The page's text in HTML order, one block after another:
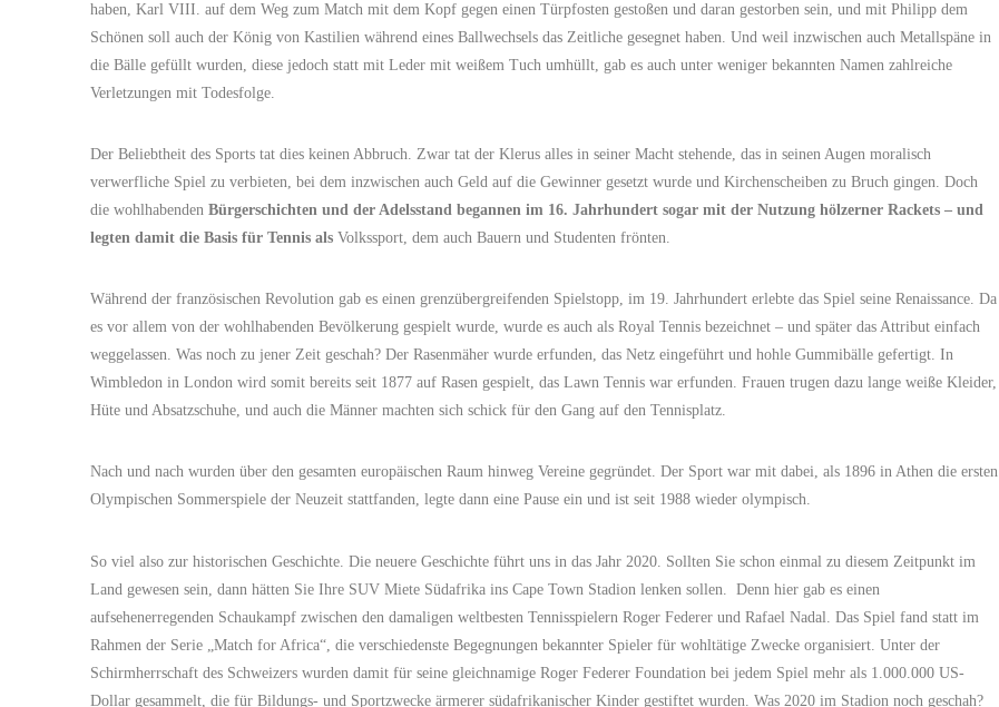
haben, Karl VIII. auf dem Weg zum Match mit dem Kopf gegen einen Türpfosten gestoßen und daran gestorben sein, und mit Philipp dem
Schönen soll auch der König von Kastilien während eines Ballwechsels das Zeitliche gesegnet haben. Und weil inzwischen auch Metallspäne in
die Bälle gefüllt wurden, diese jedoch statt mit Leder mit weißem Tuch umhüllt, gab es auch unter weniger bekannten Namen zahlreiche
Verletzungen mit Todesfolge.
Der Beliebtheit des Sports tat dies keinen Abbruch. Zwar tat der Klerus alles in seiner Macht stehende, das in seinen Augen moralisch
verwerfliche Spiel zu verbieten, bei dem inzwischen auch Geld auf die Gewinner gesetzt wurde und Kirchenscheiben zu Bruch gingen. Doch
die wohlhabenden Bürgerschichten und der Adelsstand begannen im 16. Jahrhundert sogar mit der Nutzung hölzerner Rackets – und
legten damit die Basis für Tennis als Volkssport, dem auch Bauern und Studenten frönten.
Während der französischen Revolution gab es einen grenzübergreifenden Spielstopp, im 19. Jahrhundert erlebte das Spiel seine Renaissance. Da
es vor allem von der wohlhabenden Bevölkerung gespielt wurde, wurde es auch als Royal Tennis bezeichnet – und später das Attribut einfach
weggelassen. Was noch zu jener Zeit geschah? Der Rasenmäher wurde erfunden, das Netz eingeführt und hohle Gummibälle gefertigt. In
Wimbledon in London wird somit bereits seit 1877 auf Rasen gespielt, das Lawn Tennis war erfunden. Frauen trugen dazu lange weiße Kleider,
Hüte und Absatzschuhe, und auch die Männer machten sich schick für den Gang auf den Tennisplatz.
Nach und nach wurden über den gesamten europäischen Raum hinweg Vereine gegründet. Der Sport war mit dabei, als 1896 in Athen die ersten
Olympischen Sommerspiele der Neuzeit stattfanden, legte dann eine Pause ein und ist seit 1988 wieder olympisch.
So viel also zur historischen Geschichte. Die neuere Geschichte führt uns in das Jahr 2020. Sollten Sie schon einmal zu diesem Zeitpunkt im
Land gewesen sein, dann hätten Sie Ihre SUV Miete Südafrika ins Cape Town Stadion lenken sollen. Denn hier gab es einen
aufsehenerregenden Schaukampf zwischen den damaligen weltbesten Tennisspielern Roger Federer und Rafael Nadal. Das Spiel fand statt im
Rahmen der Serie „Match for Africa“, die verschiedenste Begegnungen bekannter Spieler für wohltätige Zwecke organisiert. Unter der
Schirmherrschaft des Schweizers wurden damit für seine gleichnamige Roger Federer Foundation bei jedem Spiel mehr als 1.000.000 US-
Dollar gesammelt, die für Bildungs- und Sportzwecke ärmerer südafrikanischer Kinder gestiftet wurden. Was 2020 im Stadion noch geschah?